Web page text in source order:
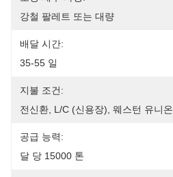
강철 팔레트 또는 대량
배달 시간:
35-55 일
지불 조건:
전신환, L/C (신용장), 웨스턴 유니
공급 능력:
달 당 15000 톤